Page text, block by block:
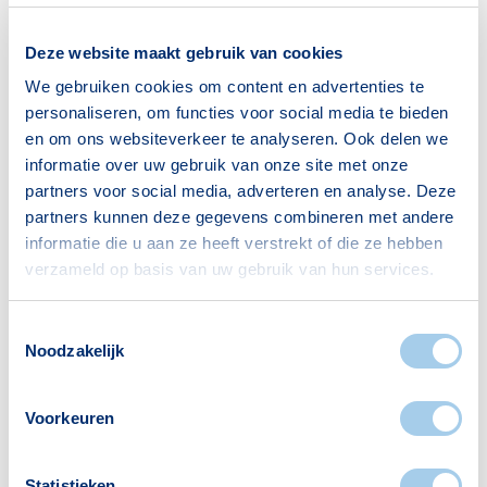
Deze website maakt gebruik van cookies
We gebruiken cookies om content en advertenties te
personaliseren, om functies voor social media te bieden
en om ons websiteverkeer te analyseren. Ook delen we
informatie over uw gebruik van onze site met onze
partners voor social media, adverteren en analyse. Deze
partners kunnen deze gegevens combineren met andere
informatie die u aan ze heeft verstrekt of die ze hebben
verzameld op basis van uw gebruik van hun services.
Noodzakelijk
Voorkeuren
Hypotheek Visie.
Meer actueel